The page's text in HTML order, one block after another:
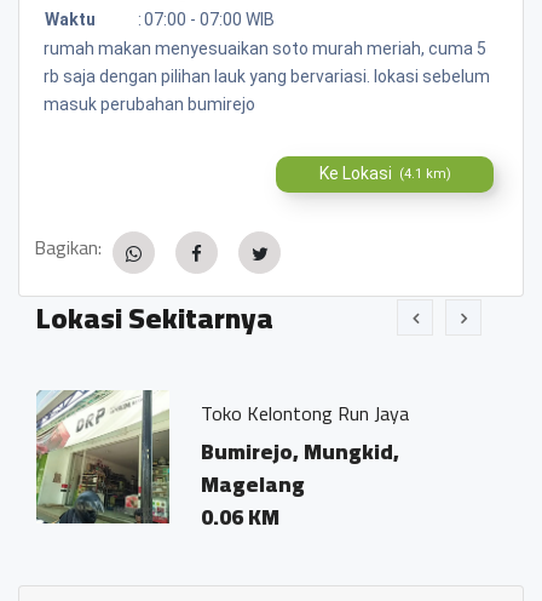
Waktu
:07:00 - 07:00 WIB
rumah makan menyesuaikan soto murah meriah, cuma 5
rb saja dengan pilihan lauk yang bervariasi. lokasi sebelum
masuk perubahan bumirejo
Ke Lokasi (4.1 km)
Bagikan:
Lokasi Sekitarnya
Kelontong Run Jaya
Mungkid,
KM